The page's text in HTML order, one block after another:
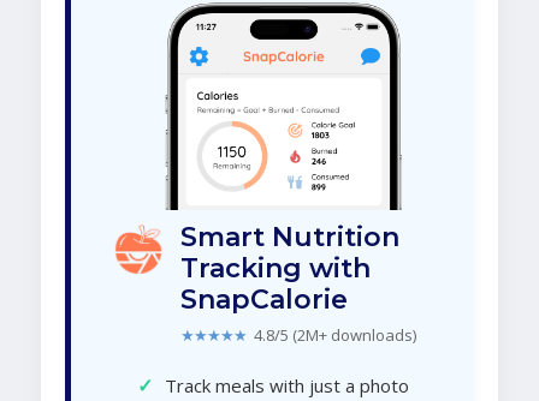
Smart Nutrition
Tracking with
SnapCalorie
★★★★★ 4.8/5 (2M+ downloads)
✓ Track meals with just a photo